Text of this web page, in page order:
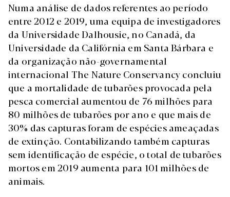
Numa análise de dados referentes ao período
entre 2012 e 2019, uma equipa de investigadores
da Universidade Dalhousie, no Canadá, da
Universidade da Califórnia em Santa Bárbara e
da organização não-governamental
internacional The Nature Conservancy concluiu
que a mortalidade de tubarões provocada pela
pesca comercial aumentou de 76 milhões para
80 milhões de tubarões por ano e que mais de
30% das capturas foram de espécies ameaçadas
de extinção. Contabilizando também capturas
sem identificação de espécie, o total de tubarões
mortos em 2019 aumenta para 101 milhões de
animais.